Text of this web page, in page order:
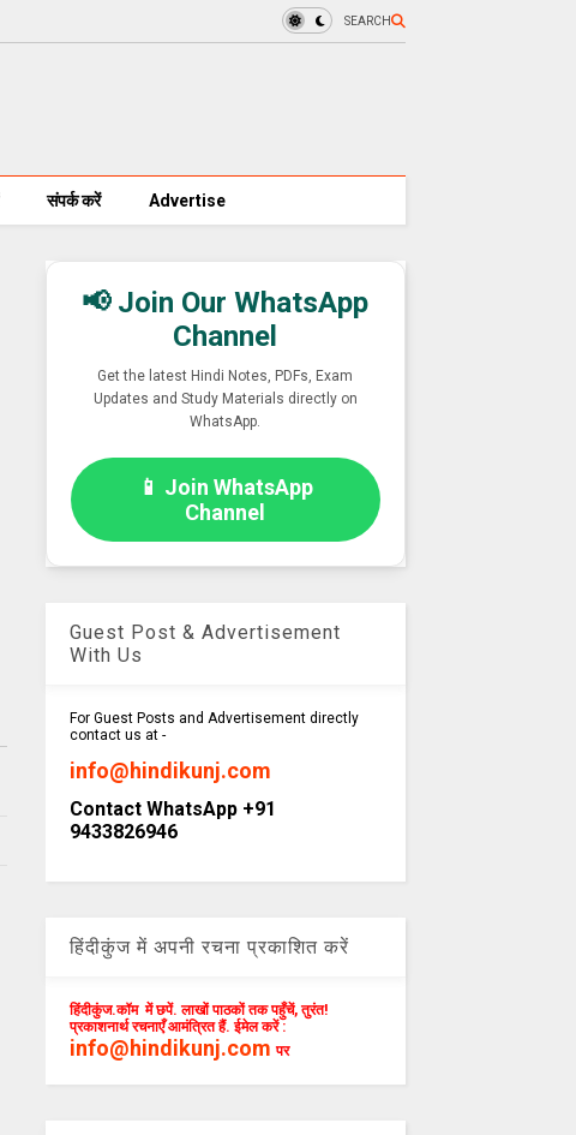
SEARCH
संपर्क करें Advertise
📢 Join Our WhatsApp
Channel
Get the latest Hindi Notes, PDFs, Exam
Updates and Study Materials directly on
WhatsApp.
📱 Join WhatsApp
Channel
Guest Post & Advertisement
With Us
For Guest Posts and Advertisement directly
contact us at -
info@hindikunj.com
Contact WhatsApp +91
9433826946
हिंदीकुंज में अपनी रचना प्रकाशित करें
हिंदीकुंज.कॉम में छपें. लाखों पाठकों तक पहुँचें, तुरंत!
प्रकाशनार्थ रचनाएँ आमंत्रित हैं. ईमेल करें :
info@hindikunj.com पर